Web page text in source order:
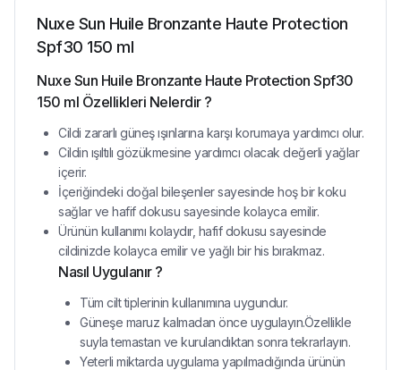
Nuxe Sun Huile Bronzante Haute Protection
Spf30 150 ml
Nuxe Sun Huile Bronzante Haute Protection Spf30
150 ml Özellikleri Nelerdir ?
Cildi zararlı güneş ışınlarına karşı korumaya yardımcı olur.
Cildin ışıltılı gözükmesine yardımcı olacak değerli yağlar
içerir.
İçeriğindeki doğal bileşenler sayesinde hoş bir koku
sağlar ve hafif dokusu sayesinde kolayca emilir.
Ürünün kullanımı kolaydır, hafif dokusu sayesinde
cildinizde kolayca emilir ve yağlı bir his bırakmaz.
Nasıl Uygulanır ?
Tüm cilt tiplerinin kullanımına uygundur.
Güneşe maruz kalmadan önce uygulayın.Özellikle
suyla temastan ve kurulandıktan sonra tekrarlayın.
Yeterli miktarda uygulama yapılmadığında ürünün